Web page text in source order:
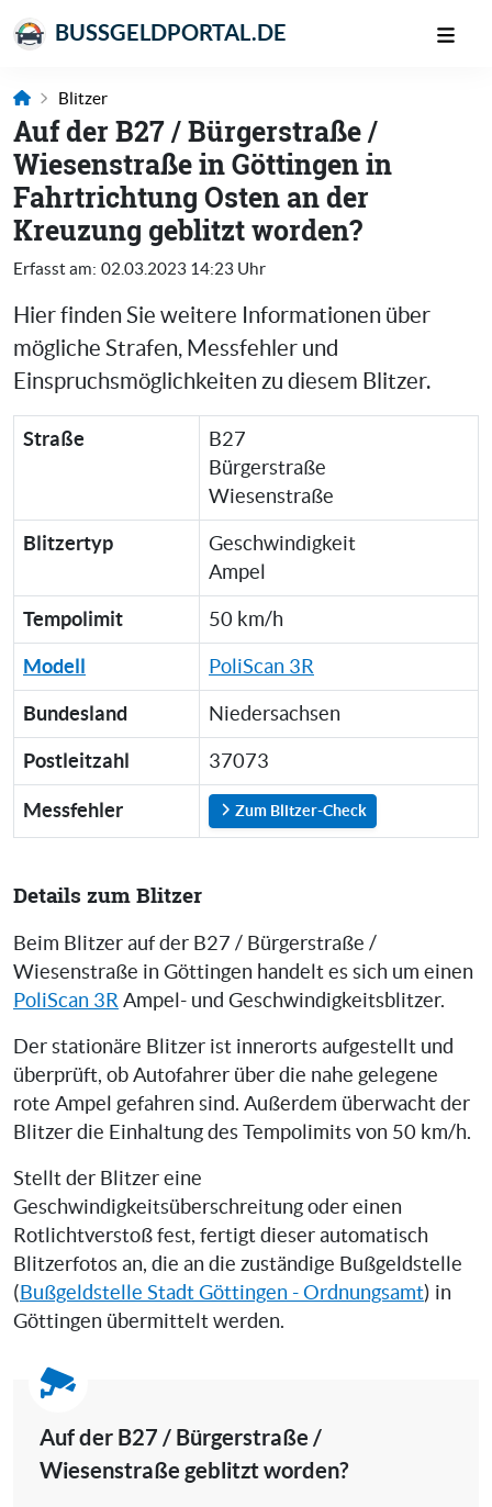
BUSSGELDPORTAL.DE
Blitzer
Auf der B27 / Bürgerstraße /
Wiesenstraße in Göttingen in
Fahrtrichtung Osten an der
Kreuzung geblitzt worden?
Erfasst am: 02.03.2023 14:23 Uhr
Hier finden Sie weitere Informationen über
mögliche Strafen, Messfehler und
Einspruchsmöglichkeiten zu diesem Blitzer.
Straße
B27
Bürgerstraße
Wiesenstraße
Blitzertyp
Geschwindigkeit
Ampel
Tempolimit 50 km/h
Modell PoliScan 3R
Bundesland Niedersachsen
Postleitzahl 37073
Messfehler Zum Blitzer-Check
Details zum Blitzer
Beim Blitzer auf der B27 / Bürgerstraße /
Wiesenstraße in Göttingen handelt es sich um einen
PoliScan 3R Ampel- und Geschwindigkeitsblitzer.
Der stationäre Blitzer ist innerorts aufgestellt und
überprüft, ob Autofahrer über die nahe gelegene
rote Ampel gefahren sind. Außerdem überwacht der
Blitzer die Einhaltung des Tempolimits von 50 km/h.
Stellt der Blitzer eine
Geschwindigkeitsüberschreitung oder einen
Rotlichtverstoß fest, fertigt dieser automatisch
Blitzerfotos an, die an die zuständige Bußgeldstelle
( Bußgeldstelle Stadt Göttingen - Ordnungsamt) in
Göttingen übermittelt werden.
Auf der B27 / Bürgerstraße /
Wiesenstraße geblitzt worden?